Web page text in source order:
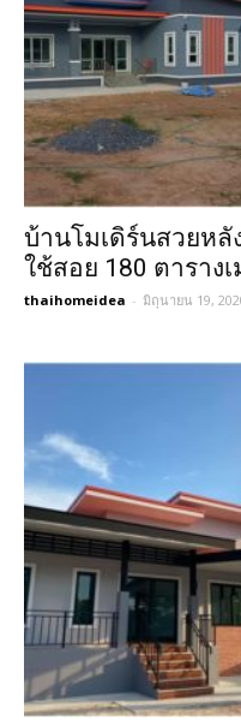
บ้านโมเดิร์นสวยห
ใช้สอย 180 ตาราง
thaihomeidea - มิถุนายน 19,